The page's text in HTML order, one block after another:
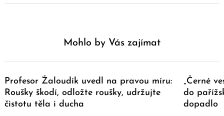
Mohlo by Vás zajímat
Profesor Žaloudík uvedl na pravou míru:
Roušky škodí, odložte roušky, udržujte
čistotu těla i ducha
„Černé
do
dopadlo